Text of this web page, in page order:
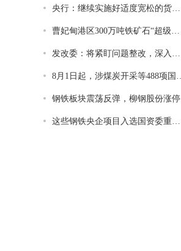
央行：继续实施好适度宽松的货币政策
曹妃甸港区300万吨铁矿石“超级仓”通过验收
发改委：将紧盯问题整改，深入整治“内卷式”竞争
8月1日起，涉煤炭开采等488项国家标准将实施
钢铁板块震荡反弹，柳钢股份涨停
这些钢铁央企项目入选国资委重要名单